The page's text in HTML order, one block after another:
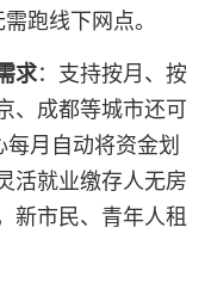
跑线下网点。
求：支持按月、按
、成都等城市还可
每月自动将资金划
活就业缴存人无房
新市民、青年人租